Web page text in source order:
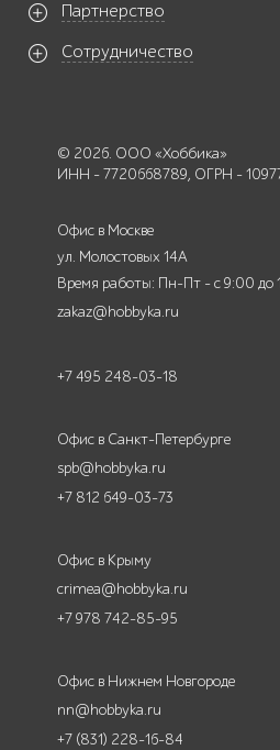
Партнерство
Сотрудничество
© 2026. ООО «Хоббика»
ИНН - 7720668789, ОГРН -
Офис в Москве
ул. Молостовых 14А
Время работы: Пн-Пт - с 9:00 до
zakaz@hobbyka.ru
+7 495 248-03-18
Офис в Санкт-Петербурге
spb@hobbyka.ru
+7 812 649-03-73
Офис в Крыму
crimea@hobbyka.ru
+7 978 742-85-95
Офис в Нижнем Новгороде
nn@hobbyka.ru
+7 (831) 228-16-84